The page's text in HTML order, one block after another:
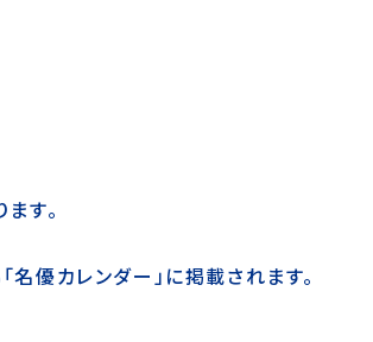
す。
優カレンダー」に掲載されます。